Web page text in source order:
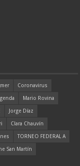
Coronavirus
Mario Rovina
Jorge Díaz
Clara Chauvín
TORNEO FEDERAL A
San Martín